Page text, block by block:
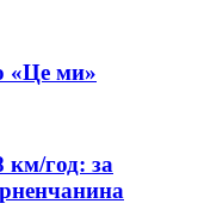
«Це ми»
км/год: за